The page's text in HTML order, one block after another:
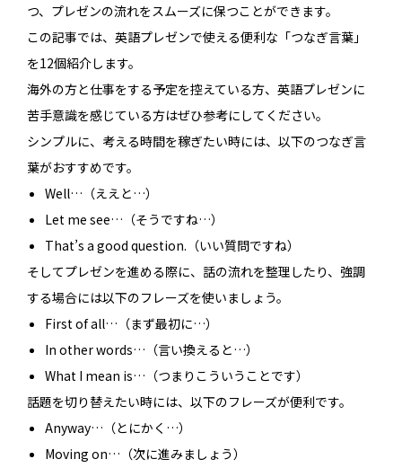
つ、プレゼンの流れをスムーズに保つことができます。
この記事では、英語プレゼンで使える便利な「つなぎ言葉」
を12個紹介します。
海外の方と仕事をする予定を控えている方、英語プレゼンに
苦手意識を感じている方はぜひ参考にしてください。
シンプルに、考える時間を稼ぎたい時には、以下のつなぎ言
葉がおすすめです。
Well…（ええと…）
Let me see…（そうですね…）
That’s a good question.（いい質問ですね）
そしてプレゼンを進める際に、話の流れを整理したり、強調
する場合には以下のフレーズを使いましょう。
First of all…（まず最初に…）
In other words…（言い換えると…）
What I mean is…（つまりこういうことです）
話題を切り替えたい時には、以下のフレーズが便利です。
Anyway…（とにかく…）
Moving on…（次に進みましょう）